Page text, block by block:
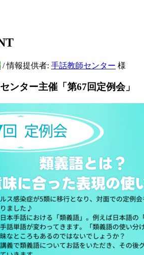
/ 情報提供者: 手話教師センター 様
ンター主催「第67回定例会」